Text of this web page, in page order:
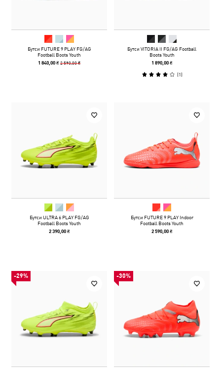
Бутси FUTURE 9 PLAY FG/AG
Football Boots Youth
1 840,00 ₴2 590,00 ₴
Бутси VITORIA II FG/AG Football
Boots Youth
1 890,00 ₴
(1)
Бутси ULTRA 6 PLAY FG/AG
Football Boots Youth
2 390,00 ₴
Бутси FUTURE 9 PLAY Indoor
Football Boots Youth
2 590,00 ₴
-29% -30%